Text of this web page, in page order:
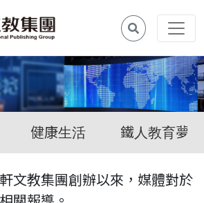
健康生活 鐵人教育夢
文教集團創辦以來，媒體對於